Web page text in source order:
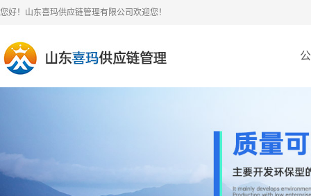
您好！山东喜玛供应链管理有限公司欢迎您！